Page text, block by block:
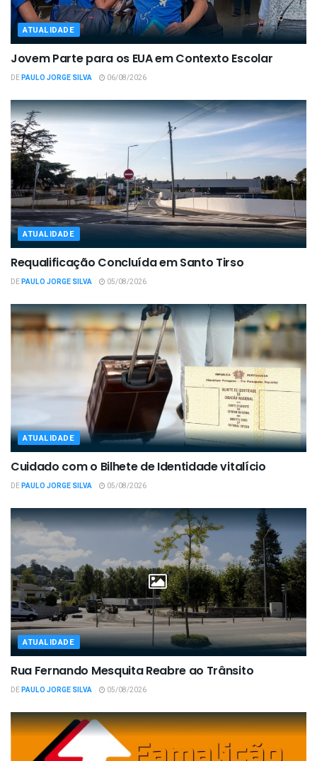
ATUALIDADE
Jovem Parte para os EUA em Contexto Escolar
DEPAULO JORGE SILVA 06/08/2026
ATUALIDADE
Requalificação Concluída em Santo Tirso
DEPAULO JORGE SILVA 05/08/2026
ATUALIDADE
Cuidado com o Bilhete de Identidade vitalício
DEPAULO JORGE SILVA 05/08/2026
ATUALIDADE
Rua Fernando Mesquita Reabre ao Trânsito
DEPAULO JORGE SILVA 05/08/2026